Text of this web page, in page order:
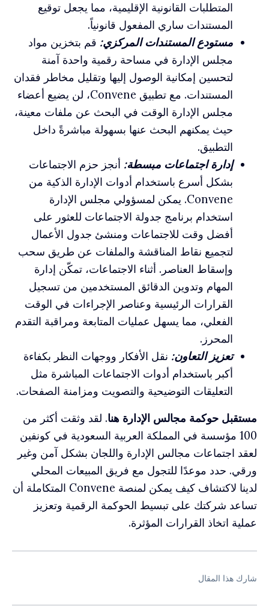
المتطلبات القانونية الإقليمية، مما يجعل توقيع
المستندات ساري المفعول قانونياً.
مستودع المستندات المركزي: قم بتخزين مواد
مجلس الإدارة في مساحة رقمية واحدة آمنة
لتحسين إمكانية الوصول إليها وتقليل مخاطر فقدان
المستندات. مع تطبيق Convene، لن يضيع أعضاء
مجلس الإدارة الوقت في البحث عن ملفات معينة،
حيث يمكنهم البحث عنها بسهولة مباشرةً داخل
التطبيق.
إدارة اجتماعات مبسطة: أنجز حزم الاجتماعات
بشكل أسرع باستخدام أدوات الإدارة الذكية من
Convene. يمكن لمسؤولي مجلس الإدارة
استخدام برنامج جدولة الاجتماعات للعثور على
أفضل وقت للاجتماعات ومنشئ جدول الأعمال
لتجميع نقاط المناقشة والملفات عن طريق سحب
وإسقاط العناصر. أثناء الاجتماعات، تمكّن إدارة
المهام وتدوين الدقائق المستخدمين من تسجيل
القرارات الرئيسية وعناصر الإجراءات في الوقت
الفعلي، مما يسهل عمليات المتابعة ومراقبة التقدم
المحرز.
تعزيز التعاون: نقل الأفكار ووجهات النظر بكفاءة
أكبر باستخدام أدوات الاجتماعات المباشرة مثل
التعليقات التوضيحية والتصويت ومزامنة الصفحات.
مستقبل حوكمة مجالس الإدارة هنا. لقد وثقت أكثر من
100 مؤسسة في المملكة العربية السعودية في كونفين
لعقد اجتماعات مجالس الإدارة واللجان بشكل آمن وغير
ورقي. حدد موعدًا للتجول مع فريق المبيعات المحلي
لدينا لاكتشاف كيف يمكن لمنصة Convene المتكاملة أن
تساعد شركتك على تبسيط الحوكمة الرقمية وتعزيز
عملية اتخاذ القرارات المؤثرة.
شارك هذا المقال